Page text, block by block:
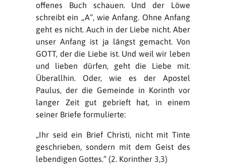
offenes Buch schauen. Und der Löwe
schreibt ein „A“, wie Anfang. Ohne Anfang
geht es nicht. Auch in der Liebe nicht. Aber
unser Anfang ist ja längst gemacht. Von
GOTT, der die Liebe ist. Und weil wir leben
und lieben dürfen, geht die Liebe mit.
Überallhin. Oder, wie es der Apostel
Paulus, der die Gemeinde in Korinth vor
langer Zeit gut gebrieft hat, in einem
seiner Briefe formulierte:
„Ihr seid ein Brief Christi, nicht mit Tinte
geschrieben, sondern mit dem Geist des
lebendigen Gottes.“ (2. Korinther 3,3)